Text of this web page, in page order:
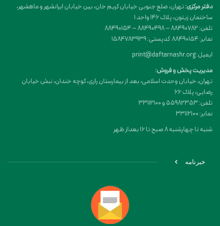
دفتر مرکزی:تهران، ضلع جنوبی خیابان کریم خان، بین خیابان ایرانشهر و ماهشهر،
ساختمان زیتون، پلاک 146 واحد 1
تلفن: 88490782 – 88490498 – 88490154
نمابر: 88490154 کدپستی: 1584783939
ایمیل: print@daftarnashr.org
مدیریت پخش و فروش:
تهران، خیابان وحدت اسلامی، بعد از بیمارستان رازی، کوچه خندان، نبش خیابان
رضایی، پلاک ۶۶
تلفن: 55982353 و 33112100
نمابر: 33112100
شنبه تا چهارشنبه 8 صبح تا 16 بعداز ظهر
خبرنامه